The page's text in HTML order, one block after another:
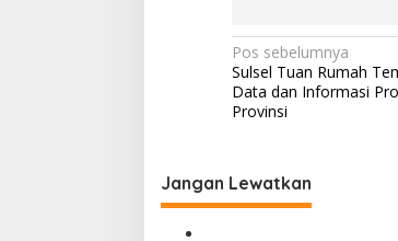
N
a
v
g
a
Pos sebelumnya
Sulsel Tuan Rumah
Data dan Informasi
Provinsi
Jangan Lewatkan